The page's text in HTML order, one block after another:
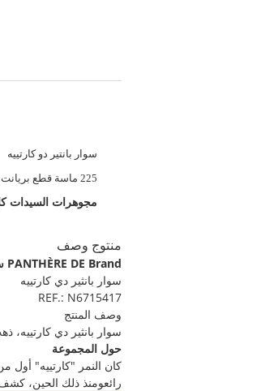
سوار بانتير دو كارتييه
225 ماسة قطع بريانت يبلغ مجموعها 2.51 قيراط.
مجوهرات السيدات
منتوج وصف
PANTHÈRE DE Brand سوار الذهب الزهري الزمرد النيكس الماس
سوار بانثير دي كارتييه
REF.: N6715417
وصف المنتج
سوار بانثير دي كارتييه، ذهب ورد 18 كارت، أونيكس، مجموعة مع 2 من الزمرد و 225 من
حول المجموعة
رائعومنذ ذلك الحين،